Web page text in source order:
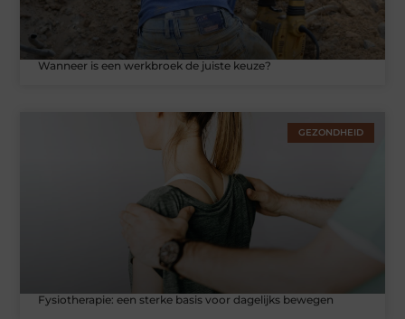
Wanneer is een werkbroek de juiste keuze?
GEZONDHEID
Fysiotherapie: een sterke basis voor dagelijks bewegen